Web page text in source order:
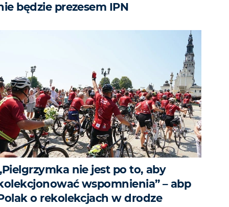
będzie prezesem IPN
nie jest po to, aby
wspomnienia” – abp
o rekolekcjach w drodze